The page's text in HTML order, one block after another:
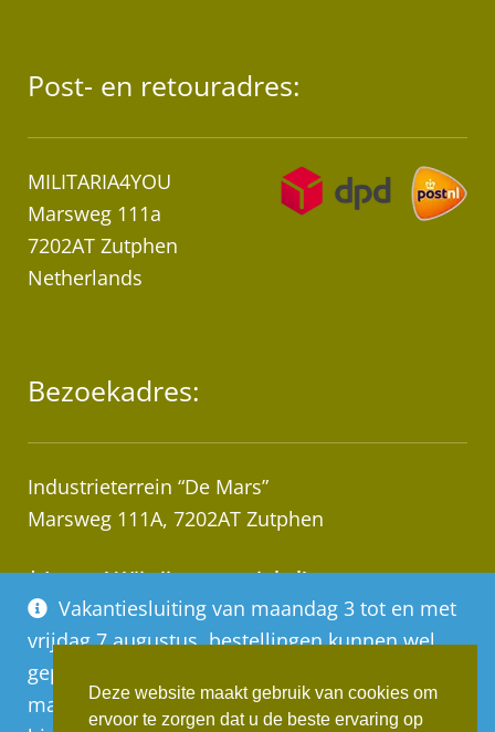
Vakantiesluiting van maandag 3 tot en met
vrijdag 7 augustus, bestellingen kunnen wel
geplaatst worden, deze worden vanaf
maandag 10 augustus op volgorde van
Post- en retouradres:
MILITARIA4YOU
Marsweg 111a
7202AT Zutphen
Netherlands
Bezoekadres:
Industrieterrein “De Mars”
Marsweg 111A, 7202AT Zutphen
* Let op! Wij zijn geen winkel!
Afhalen van bestellingen op afspraak!
Deze website maakt gebruik van cookies om
ervoor te zorgen dat u de beste ervaring op